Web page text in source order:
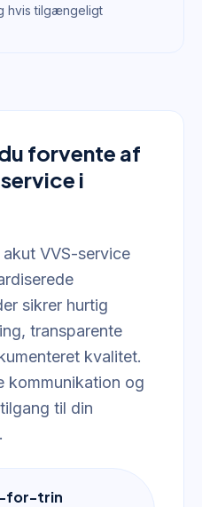
hvis tilgængeligt
forvente af
i
VVS-service
sikrer hurtig
transparente
kvalitet.
kommunikation og
til din
for-trin